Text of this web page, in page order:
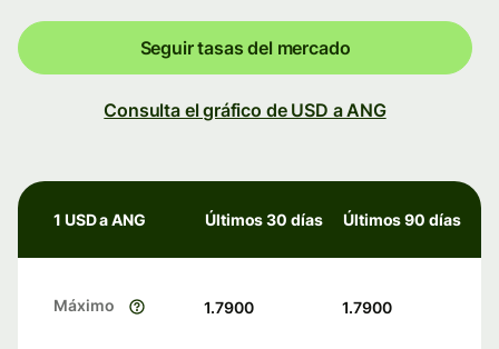
Seguir tasas del mercado
Consulta el gráfico de USD a ANG
1 USD a ANG Últimos 30 días Últimos 90 días
Máximo 1.7900 1.7900